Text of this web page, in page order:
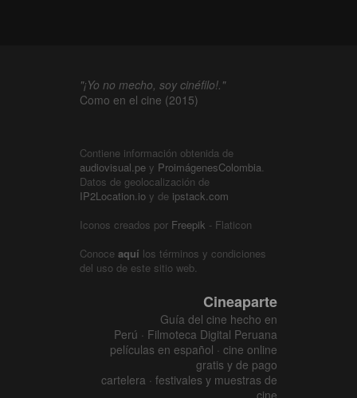
"¡Yo no mecho, soy cinéfilo!."
Como en el cine (2015)
Contiene información obtenida de
audiovisual.pe y ProimágenesColombia.
Datos de geolocalización de
IP2Location.io y de ipstack.com
Iconos creados por Freepik - Flaticon
Conoce aquí los términos y condiciones
del uso de este sitio web.
Cineaparte
Guía del cine hecho en
Perú · Filmoteca Digital Peruana
películas en español · cine online
gratis y de pago
cartelera · festivales y muestras de